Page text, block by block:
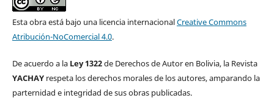
Esta obra está bajo una licencia internacionalCreative Commons
Atribución-NoComercial 4.0.
De acuerdo a la Ley 1322de Derechos de Autor en Bolivia, la Revista
YACHAYrespeta los derechos morales de los autores, amparando la
parternidad e integridad de sus obras publicadas.